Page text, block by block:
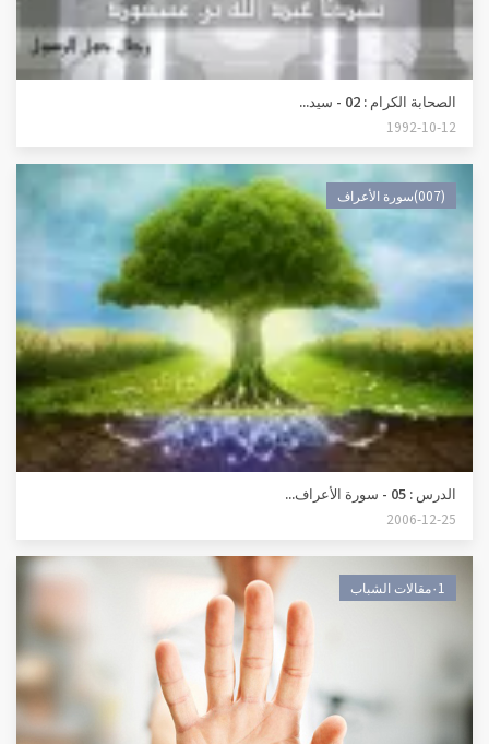
الصحابة الكرام : 02 - سيد...
1992-10-12
(007)سورة الأعراف
الدرس : 05 - سورة الأعراف...
2006-12-25
٠1مقالات الشباب